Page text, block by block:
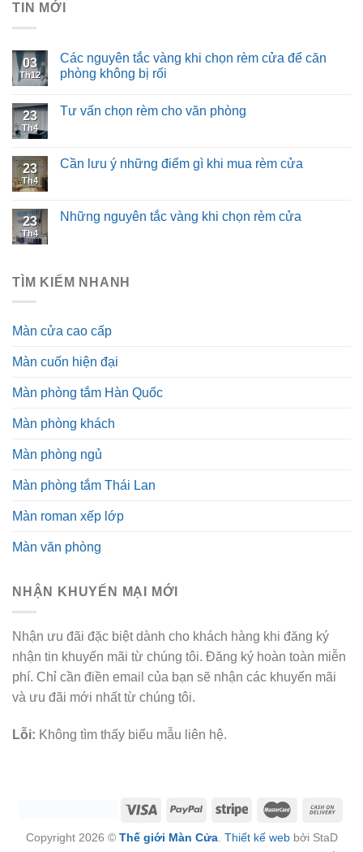
TIN MỚI
03
Th12
Các nguyên tắc vàng khi chọn rèm cửa để căn
phòng không bị rối
23
Th4
Tư vấn chọn rèm cho văn phòng
23
Th4
Cần lưu ý những điểm gì khi mua rèm cửa
23
Th4
Những nguyên tắc vàng khi chọn rèm cửa
TÌM KIẾM NHANH
Màn cửa cao cấp
Màn cuốn hiện đại
Màn phòng tắm Hàn Quốc
Màn phòng khách
Màn phòng ngủ
Màn phòng tắm Thái Lan
Màn roman xếp lớp
Màn văn phòng
NHẬN KHUYẾN MẠI MỚI
Nhận ưu đãi đặc biệt dành cho khách hàng khi đăng ký
nhận tin khuyến mãi từ chúng tôi. Đăng ký hoàn toàn miễn
phí. Chỉ cần điền email của bạn sẽ nhận các khuyến mãi
và ưu đãi mới nhất từ chúng tôi.
Lỗi: Không tìm thấy biểu mẫu liên hệ.
Copyright 2026 © Thế giới Màn Cửa. Thiết kế webbởi StaD